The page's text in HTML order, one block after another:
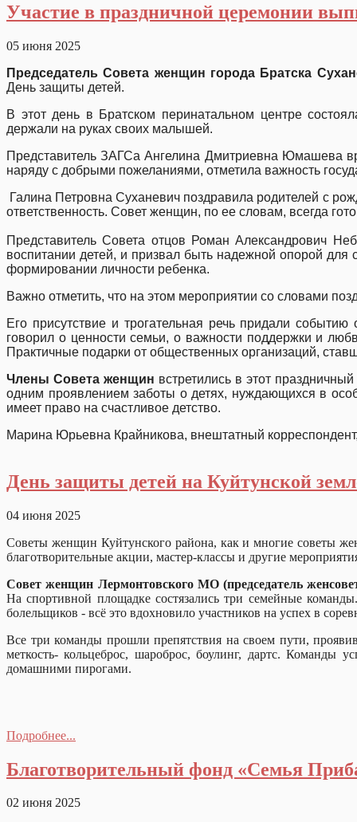
Участие в праздничной церемонии
05 июня 2025
Председатель Совета женщин города Братска
День защиты детей.
В этот день в Братском перинатальном центре
держали на руках своих малышей.
Представитель ЗАГСа Ангелина Дмитриевна Юмашева
наряду с добрыми пожеланиями, отметила важность
Галина Петровна Суханевич поздравила родителей с
ответственность. Совет женщин, по ее
Представитель Совета отцов Роман Александрович
воспитании детей, и призвал быть надежной опорой
формировании личности ребенка.
Важно отметить, что на этом мероприятии со словами
Его присутствие и трогательная речь придали
говорил о ценности семьи, о важности поддержки и
Практичные подарки от общественных организаций,
Члены Совета женщин встретились в этот
одним проявлением заботы о детях, нуждающихся в
имеет право на счастливое детство.
Марина Юрьевна Крайникова, внештатный
День защиты детей на Куйтунской
04 июня 2025
Советы женщин Куйтунского района, как и многие советы
благотворительные акции, мастер-классы и другие
Совет женщин Лермонтовского МО (председатель
На спортивной площадке состязались три семейные
болельщиков - всё это вдохновило
Все три команды прошли препятствия на своем пути,
меткость- кольцеброс, шароброс, боулинг, дартс. Команды
домашними пирогами.
Подробнее...
Благотворительный фонд «Семья
02 июня 2025